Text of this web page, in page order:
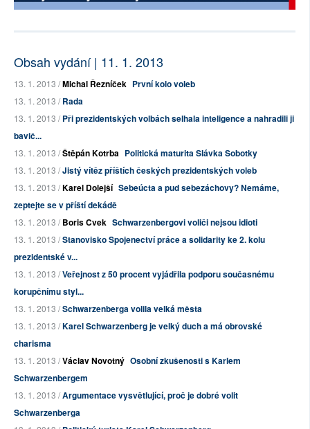
Obsah vydání | 11. 1. 2013
13. 1. 2013 /Michal Řezníček První kolo voleb
13. 1. 2013 /Rada
13. 1. 2013 /Při prezidentských volbách selhala inteligence a nahradili ji
bavič...
13. 1. 2013 /Štěpán Kotrba Politická maturita Slávka Sobotky
13. 1. 2013 /Jistý vítěz příštích českých prezidentských voleb
13. 1. 2013 /Karel Dolejší Sebeúcta a pud sebezáchovy? Nemáme,
zeptejte se v příští dekádě
13. 1. 2013 /Boris Cvek Schwarzenbergovi voliči nejsou idioti
13. 1. 2013 /Stanovisko Spojenectví práce a solidarity ke 2. kolu
prezidentské v...
13. 1. 2013 /Veřejnost z 50 procent vyjádřila podporu současnému
korupčnímu styl...
13. 1. 2013 /Schwarzenberga volila velká města
13. 1. 2013 /Karel Schwarzenberg je velký duch a má obrovské
charisma
13. 1. 2013 /Václav Novotný Osobní zkušenosti s Karlem
Schwarzenbergem
13. 1. 2013 /Argumentace vysvětlující, proč je dobré volit
Schwarzenberga